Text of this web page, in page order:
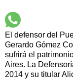
El defensor del
Gerardo Gómez
sufrirá el
Aires. La
2014 y su titular